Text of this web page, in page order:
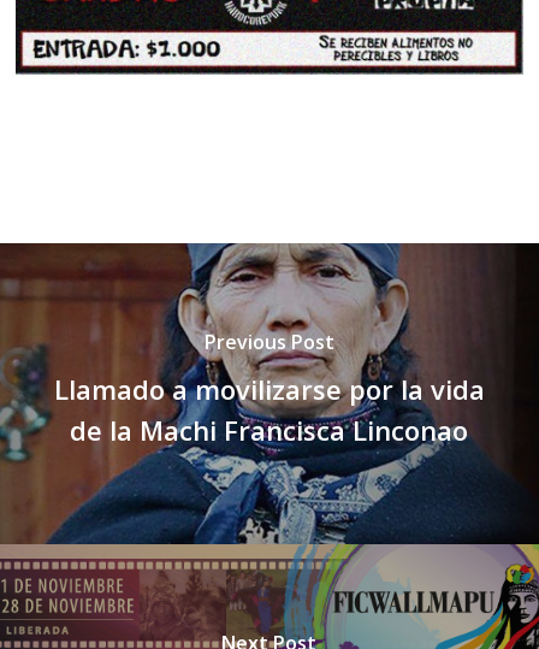
Previous Post
Llamado a movilizarse por la vida
de la Machi Francisca Linconao
Next Post